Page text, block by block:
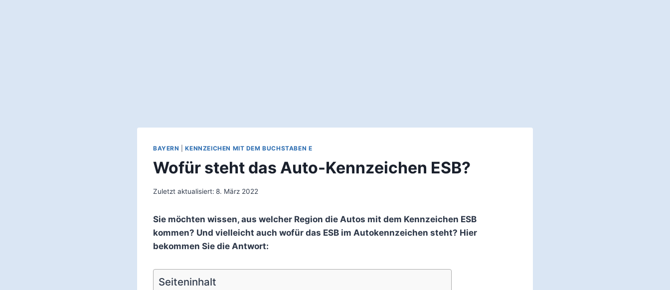
BAYERN |KENNZEICHEN MIT DEM BUCHSTABEN E
Wofür steht das Auto-Kennzeichen ESB?
Zuletzt aktualisiert: 8. März 2022
Sie möchten wissen, aus welcher Region die Autos mit dem Kennzeichen ESB
kommen? Und vielleicht auch wofür das ESB im Autokennzeichen steht? Hier
bekommen Sie die Antwort:
Seiteninhalt